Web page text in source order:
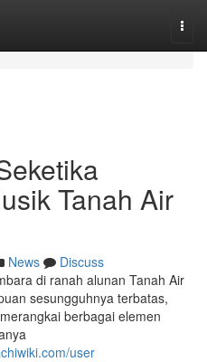
Tanah Air
News
Discuss
di ranah alunan Tanah Air
sesungguhnya terbatas,
berbagai elemen
user